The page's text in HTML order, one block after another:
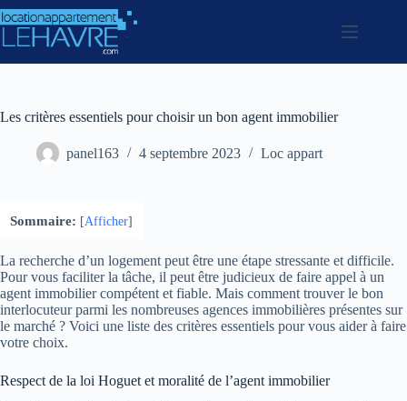
Passer
au
contenu
Les critères essentiels pour choisir un bon agent immobilier
panel163 4 septembre 2023 Loc appart
Sommaire: [Afficher]
La recherche d’un logement peut être une étape stressante et difficile.
Pour vous faciliter la tâche, il peut être judicieux de faire appel à un
agent immobilier compétent et fiable. Mais comment trouver le bon
interlocuteur parmi les nombreuses agences immobilières présentes sur
le marché ? Voici une liste des critères essentiels pour vous aider à faire
votre choix.
Respect de la loi Hoguet et moralité de l’agent immobilier